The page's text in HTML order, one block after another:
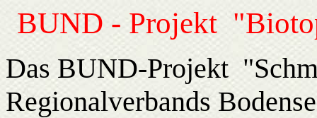
BUND - Projekt
Das BUND-Projekt
Regionalverbands